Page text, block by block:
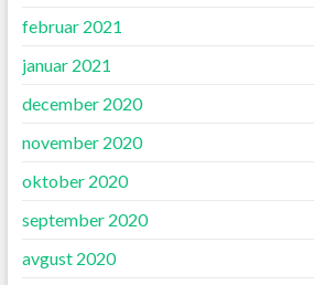
februar 2021
januar 2021
december 2020
november 2020
oktober 2020
september 2020
avgust 2020